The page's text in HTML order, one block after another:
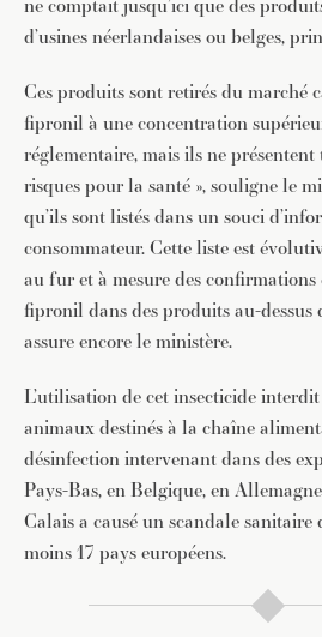
d’usines néerlandaises ou belges,
Ces produits sont retirés du marché
fipronil à une concentration
réglementaire, mais ils ne présentent
risques pour la santé », souligne le
qu’ils sont listés dans un souci
consommateur. Cette liste est
au fur et à mesure des confirmations
fipronil dans des produits au-dessus
assure encore le ministère.
L’utilisation de cet insecticide
animaux destinés à la chaîne
désinfection intervenant dans des
Pays-Bas, en Belgique, en
Calais a causé un scandale
moins 17 pays européens.